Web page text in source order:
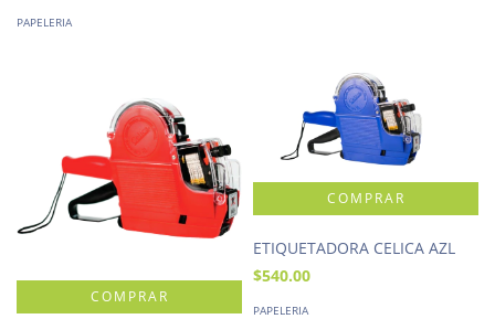
PAPELERIA
ETIQUETADORA CELICA AZL
$540.00
PAPELERIA